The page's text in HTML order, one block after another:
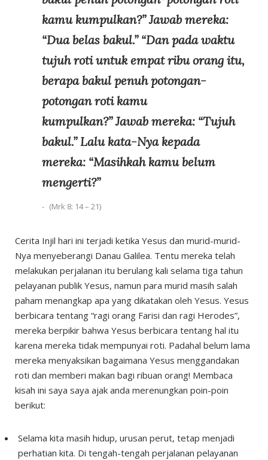
kamu kumpulkan?” Jawab mereka:
“Dua belas bakul.” “Dan pada waktu
tujuh roti untuk empat ribu orang itu,
berapa bakul penuh potongan-
potongan roti kamu
kumpulkan?” Jawab mereka: “Tujuh
bakul.” Lalu kata-Nya kepada
mereka: “Masihkah kamu belum
mengerti?”
(Mrk 8: 14 – 21)
Cerita Injil hari ini terjadi ketika Yesus dan murid-murid-
Nya menyeberangi Danau Galilea. Tentu mereka telah
melakukan perjalanan itu berulang kali selama tiga tahun
pelayanan publik Yesus, namun para murid masih salah
paham menangkap apa yang dikatakan oleh Yesus. Yesus
berbicara tentang “ragi orang Farisi dan ragi Herodes”,
mereka berpikir bahwa Yesus berbicara tentang hal itu
karena mereka tidak mempunyai roti. Padahal belum lama
mereka menyaksikan bagaimana Yesus menggandakan
roti dan memberi makan bagi ribuan orang! Membaca
kisah ini saya saya ajak anda merenungkan poin-poin
berikut:
Selama kita masih hidup, urusan perut, tetap menjadi
perhatian kita. Di tengah-tengah perjalanan pelayanan